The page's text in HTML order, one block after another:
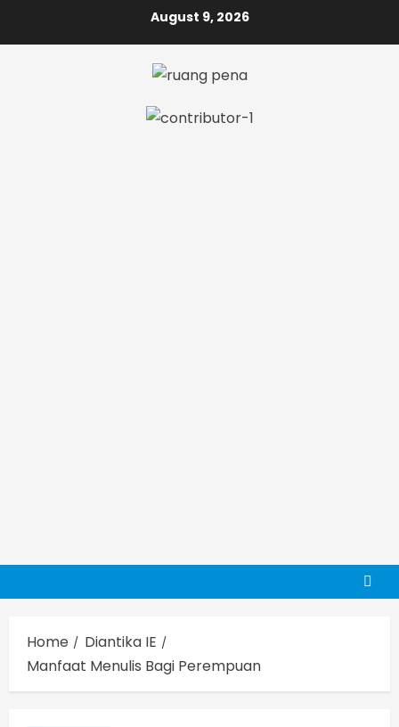
August 9, 2026
Home
Diantika IE
Manfaat Menulis Bagi Perempuan